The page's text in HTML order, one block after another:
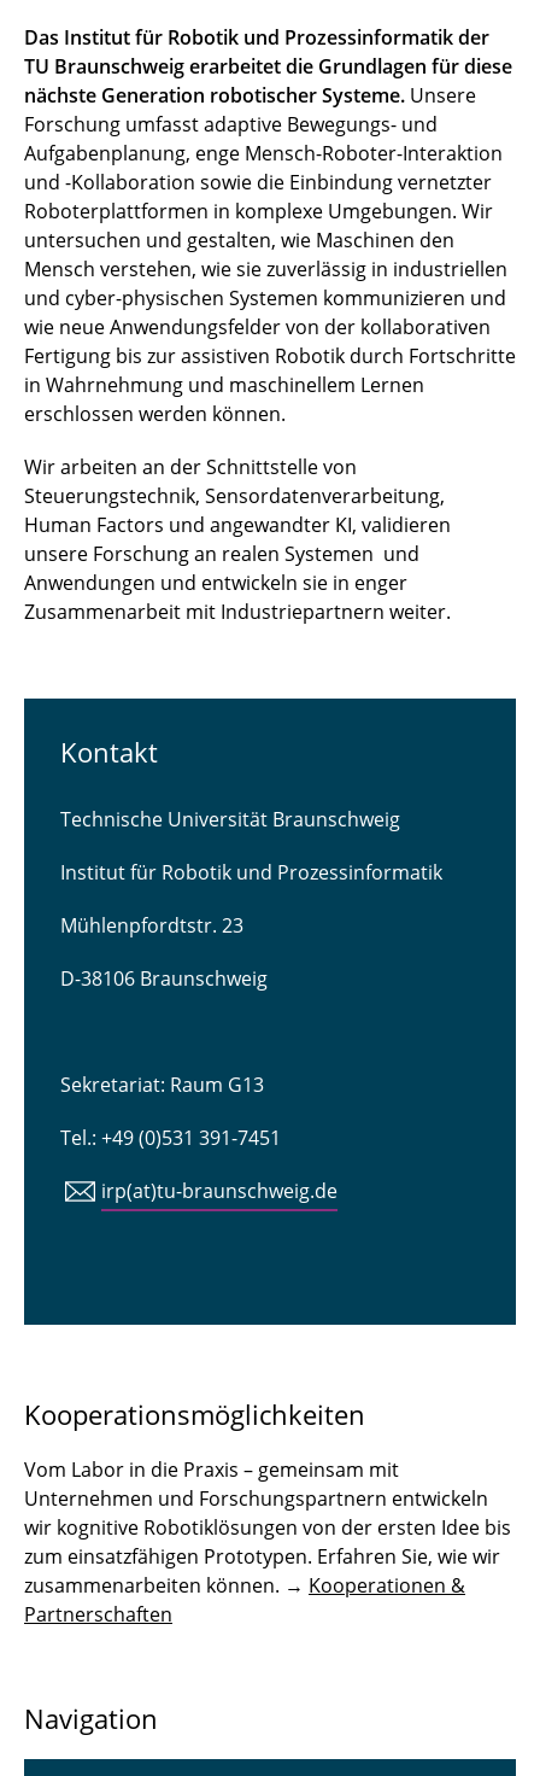
Das Institut für Robotik und Prozessinformatik der
TU Braunschweig erarbeitet die Grundlagen für diese
nächste Generation robotischer Systeme. Unsere
Forschung umfasst adaptive Bewegungs- und
Aufgabenplanung, enge Mensch-Roboter-Interaktion
und -Kollaboration sowie die Einbindung vernetzter
Roboterplattformen in komplexe Umgebungen. Wir
untersuchen und gestalten, wie Maschinen den
Mensch verstehen, wie sie zuverlässig in industriellen
und cyber-physischen Systemen kommunizieren und
wie neue Anwendungsfelder von der kollaborativen
Fertigung bis zur assistiven Robotik durch Fortschritte
in Wahrnehmung und maschinellem Lernen
erschlossen werden können.
Wir arbeiten an der Schnittstelle von
Steuerungstechnik, Sensordatenverarbeitung,
Human Factors und angewandter KI, validieren
unsere Forschung an realen Systemen und
Anwendungen und entwickeln sie in enger
Zusammenarbeit mit Industriepartnern weiter.
Kontakt
Technische Universität Braunschweig
Institut für Robotik und Prozessinformatik
Mühlenpfordtstr. 23
D-38106 Braunschweig
Sekretariat: Raum G13
Tel.: +49 (0)531 391-7451
irp(at)tu-braunschweig.de
Kooperationsmöglichkeiten
Vom Labor in die Praxis – gemeinsam mit
Unternehmen und Forschungspartnern entwickeln
wir kognitive Robotiklösungen von der ersten Idee bis
zum einsatzfähigen Prototypen. Erfahren Sie, wie wir
zusammenarbeiten können. → Kooperationen &
Partnerschaften
Navigation